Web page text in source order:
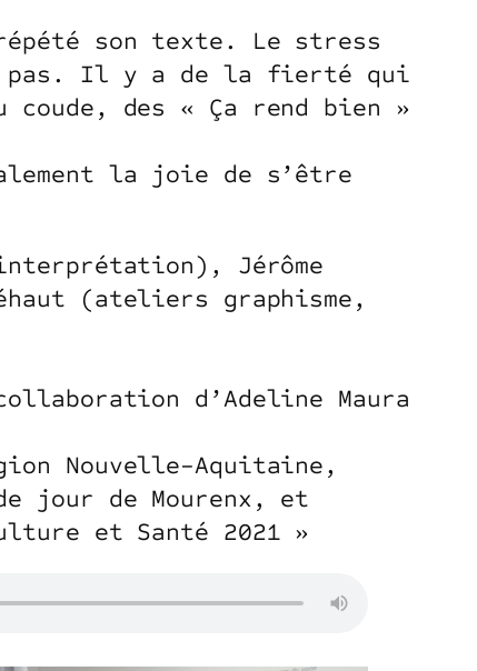
son texte. Le stress
pas. Il y a de la fierté qui
des « Ça rend bien »
la joie de s’être
Jérôme
(ateliers graphisme,
d’Adeline Maura
Nouvelle-Aquitaine,
jour de Mourenx, et
et Santé 2021 »